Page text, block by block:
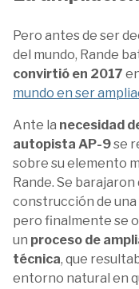
Pero antes de ser
del mundo, Rande
convirtió en 2017
mundo en ser
Ante la necesidad
autopista AP-9se
sobre su elemento
Rande. Se
construcción de
pero finalmente se
un proceso de
técnica, que
entorno natural en